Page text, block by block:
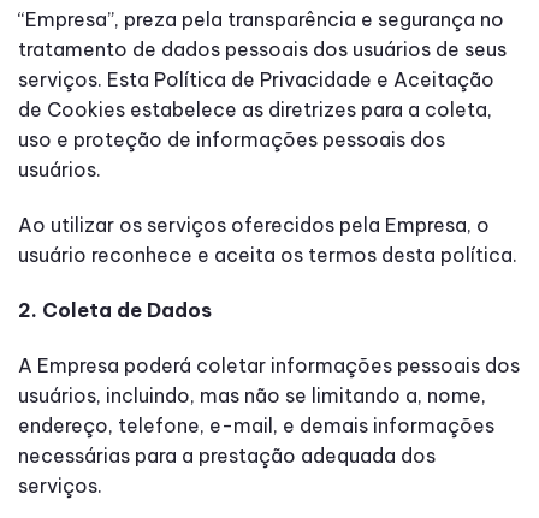
“Empresa”, preza pela transparência e segurança no
tratamento de dados pessoais dos usuários de seus
serviços. Esta Política de Privacidade e Aceitação
de Cookies estabelece as diretrizes para a coleta,
uso e proteção de informações pessoais dos
usuários.
Ao utilizar os serviços oferecidos pela Empresa, o
usuário reconhece e aceita os termos desta política.
2. Coleta de Dados
A Empresa poderá coletar informações pessoais dos
usuários, incluindo, mas não se limitando a, nome,
endereço, telefone, e-mail, e demais informações
necessárias para a prestação adequada dos
serviços.